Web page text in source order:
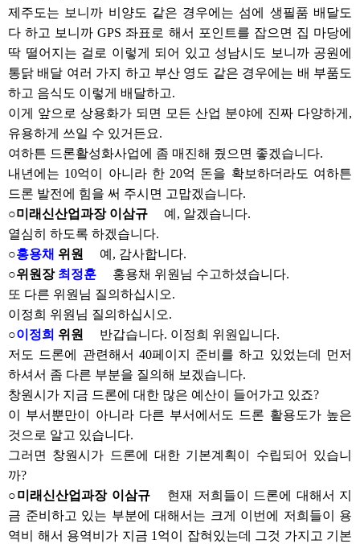
제주도는 보니까 비양도 같은 경우에는 섬에 생필품 배달도
다 하고 보니까 GPS 좌표로 해서 포인트를 잡으면 집 마당에
딱 떨어지는 걸로 이렇게 되어 있고 성남시도 보니까 공원에
통닭 배달 여러 가지 하고 부산 영도 같은 경우에는 배 부품도
하고 음식도 이렇게 배달하고.
이게 앞으로 상용화가 되면 모든 산업 분야에 진짜 다양하게,
유용하게 쓰일 수 있거든요.
여하튼 드론활성화사업에 좀 매진해 줬으면 좋겠습니다.
내년에는 10억이 아니라 한 20억 돈을 확보하더라도 여하튼
드론 발전에 힘을 써 주시면 고맙겠습니다.
○미래신산업과장 이삼규
예, 알겠습니다.
열심히 하도록 하겠습니다.
○홍용채 위원
예, 감사합니다.
○위원장 최정훈
홍용채 위원님 수고하셨습니다.
또 다른 위원님 질의하십시오.
이정희 위원님 질의하십시오.
○이정희 위원
반갑습니다. 이정희 위원입니다.
저도 드론에 관련해서 40페이지 준비를 하고 있었는데 먼저
하셔서 좀 다른 부분을 질의해 보겠습니다.
창원시가 지금 드론에 대한 많은 예산이 들어가고 있죠?
이 부서뿐만이 아니라 다른 부서에서도 드론 활용도가 높은
것으로 알고 있습니다.
그러면 창원시가 드론에 대한 기본계획이 수립되어 있습니
까?
○미래신산업과장 이삼규
현재 저희들이 드론에 대해서 지
금 준비하고 있는 부분에 대해서는 크게 이번에 저희들이 용
역비 해서 용역비가 지금 1억이 잡혀있는데 그것 가지고 기본